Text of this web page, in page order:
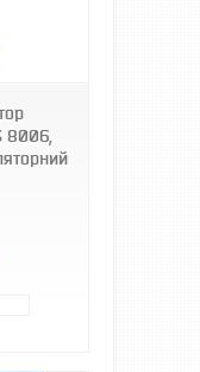
8006,